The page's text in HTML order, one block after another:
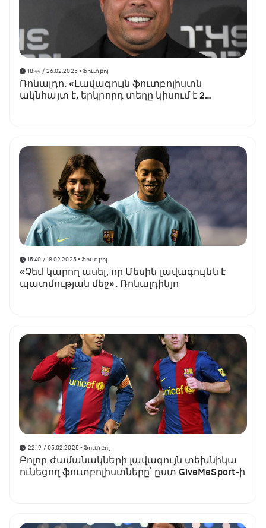
18:44 / 26.02.2025• Ֆուտբոլ
Ռոնալդո. «Լավագույն ֆուտբոլիստն
ակնհայտ է, երկրորդ տեղը կիսում է 2
15:40 / 18.02.2025• Ֆուտբոլ
«Չեմ կարող ասել, որ Մեսին լավագույնն է
պատմության մեջ». Ռոնալդինյո
22:19 / 05.02.2025• Ֆուտբոլ
Բոլոր ժամանակների լավագույն տեխնիկա
ունեցող ֆուտբոլիստները՝ ըստ GiveMeSport-ի